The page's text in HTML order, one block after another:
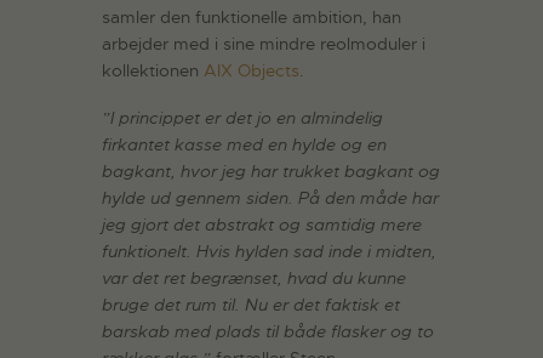
samler den funktionelle ambition, han
arbejder med i sine mindre reolmoduler i
kollektionen AIX Objects.
”I princippet er det jo en almindelig
firkantet kasse med en hylde og en
bagkant, hvor jeg har trukket bagkant og
hylde ud gennem siden. På den måde har
jeg gjort det abstrakt og samtidig mere
funktionelt. Hvis hylden sad inde i midten,
var det ret begrænset, hvad du kunne
bruge det rum til. Nu er det faktisk et
barskab med plads til både flasker og to